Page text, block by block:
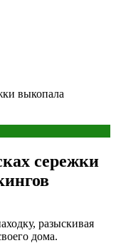
выкопала
сережки
разыскивая
дома.